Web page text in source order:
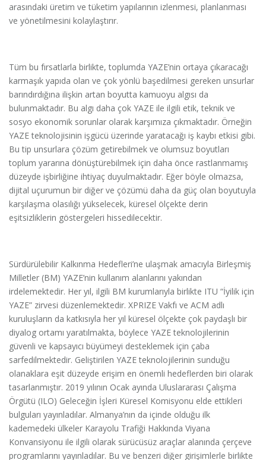
arasındaki üretim ve tüketim yapılarının izlenmesi, planlanması
ve yönetilmesini kolaylaştırır.
Tüm bu fırsatlarla birlikte, toplumda YAZE’nin ortaya çıkaracağı
karmaşık yapıda olan ve çok yönlü başedilmesi gereken unsurlar
barındırdığına ilişkin artan boyutta kamuoyu algısı da
bulunmaktadır. Bu algı daha çok YAZE ile ilgili etik, teknik ve
sosyo ekonomik sorunlar olarak karşımıza çıkmaktadır. Örneğin
YAZE teknolojisinin işgücü üzerinde yaratacağı iş kaybı etkisi gibi.
Bu tip unsurlara çözüm getirebilmek ve olumsuz boyutları
toplum yararına dönüştürebilmek için daha önce rastlanmamış
düzeyde işbirliğine ihtiyaç duyulmaktadır. Eğer böyle olmazsa,
dijital uçurumun bir diğer ve çözümü daha da güç olan boyutuyla
karşılaşma olasılığı yükselecek, küresel ölçekte derin
eşitsizliklerin göstergeleri hissedilecektir.
Sürdürülebilir Kalkınma Hedefleri’ne ulaşmak amacıyla Birleşmiş
Milletler (BM) YAZE’nin kullanım alanlarını yakından
irdelemektedir. Her yıl, ilgili BM kurumlarıyla birlikte ITU “İyilik için
YAZE” zirvesi düzenlemektedir. XPRIZE Vakfı ve ACM adlı
kuruluşların da katkısıyla her yıl küresel ölçekte çok paydaşlı bir
diyalog ortamı yaratılmakta, böylece YAZE teknolojilerinin
güvenli ve kapsayıcı büyümeyi desteklemek için çaba
sarfedilmektedir. Geliştirilen YAZE teknolojilerinin sunduğu
olanaklara eşit düzeyde erişim en önemli hedeflerden biri olarak
tasarlanmıştır. 2019 yılının Ocak ayında Uluslararası Çalışma
Örgütü (ILO) Geleceğin İşleri Küresel Komisyonu elde ettikleri
bulguları yayınladılar. Almanya’nın da içinde olduğu ilk
kademedeki ülkeler Karayolu Trafiği Hakkında Viyana
Konvansiyonu ile ilgili olarak sürücüsüz araçlar alanında çerçeve
programlarını yayınladılar. Bu ve benzeri diğer girişimlerle birlikte